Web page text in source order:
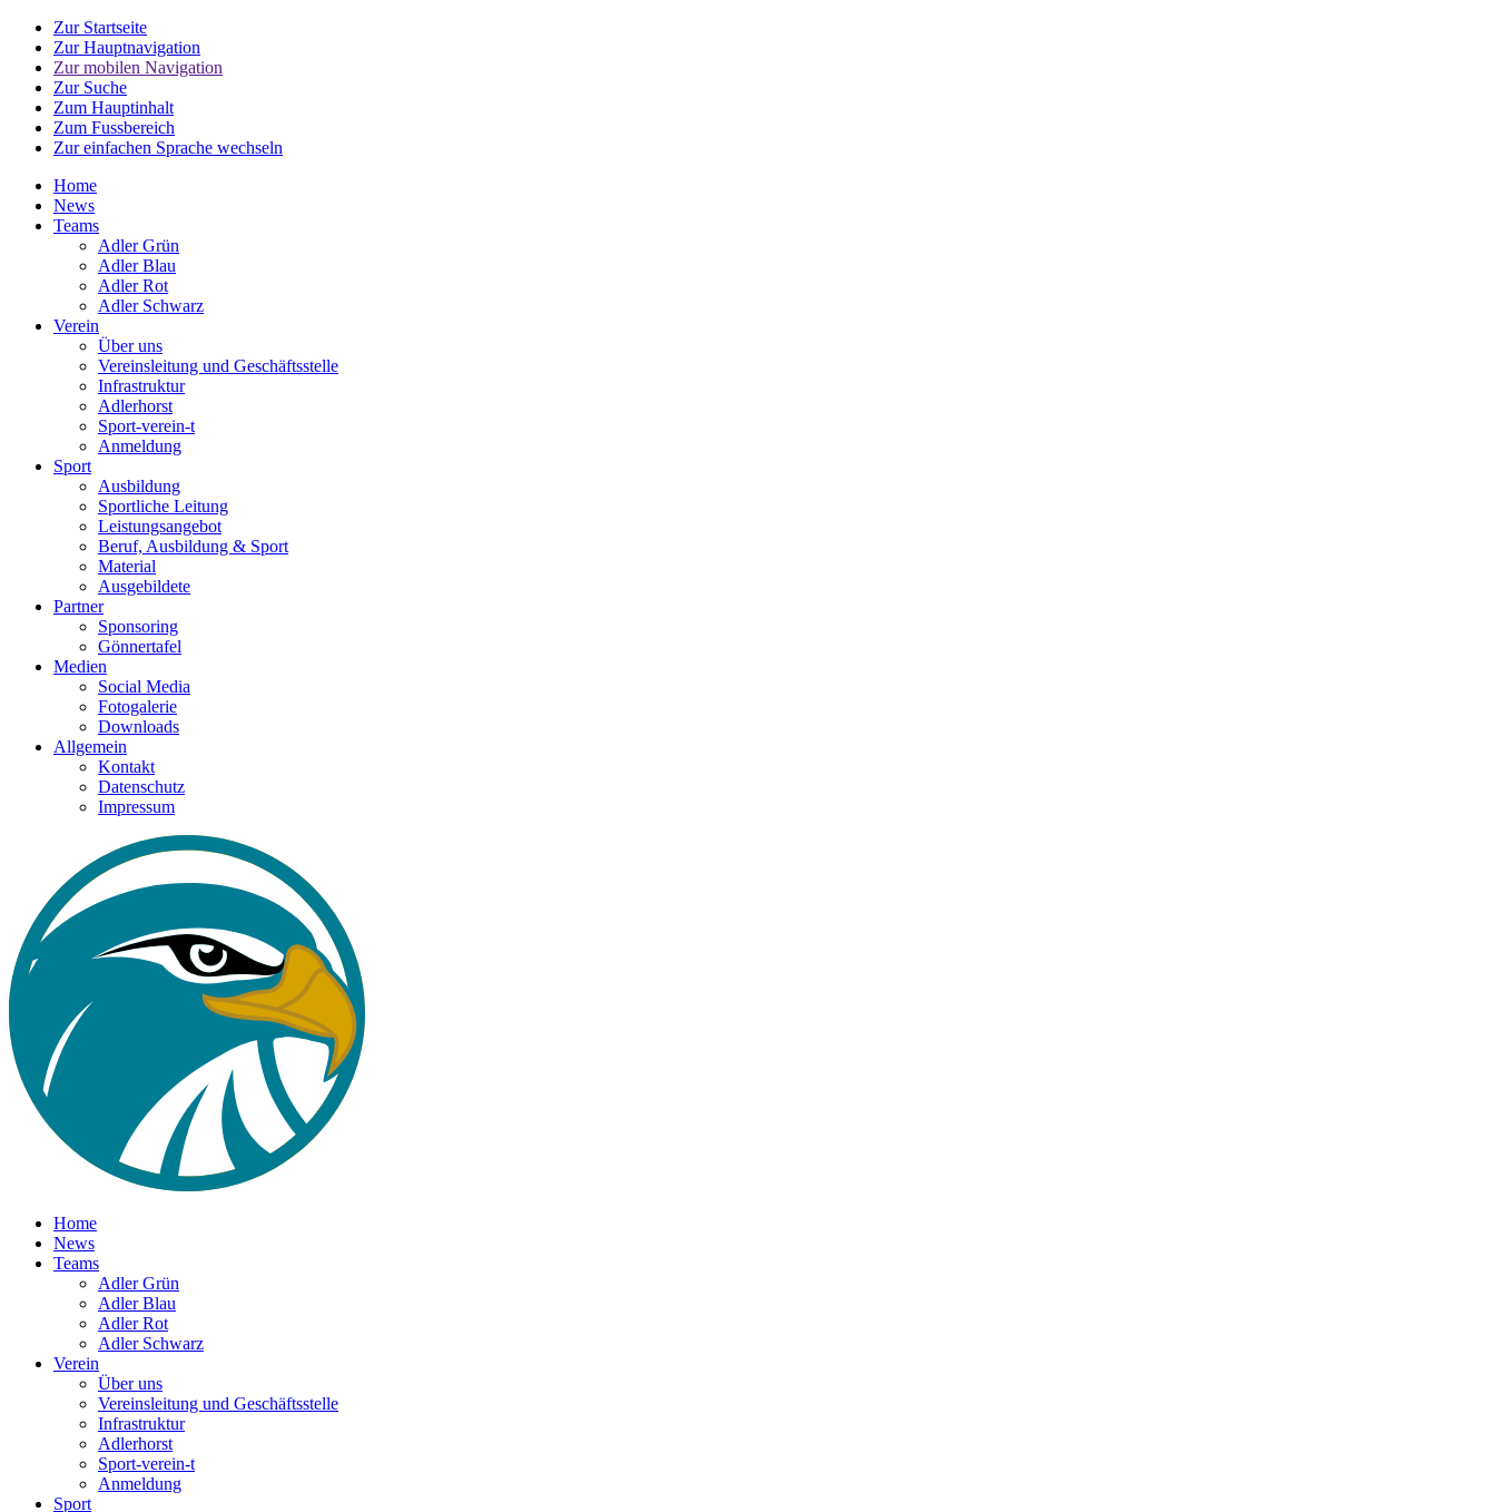
Zur Startseite
Zur Hauptnavigation
Zur mobilen Navigation
Zur Suche
Zum Hauptinhalt
Zum Fussbereich
Zur einfachen Sprache wechseln
Home
News
Teams
Adler Grün
Adler Blau
Adler Rot
Adler Schwarz
Verein
Über uns
Vereinsleitung und Geschäftsstelle
Infrastruktur
Adlerhorst
Sport-verein-t
Anmeldung
Sport
Ausbildung
Sportliche Leitung
Leistungsangebot
Beruf, Ausbildung & Sport
Material
Ausgebildete
Partner
Sponsoring
Gönnertafel
Medien
Social Media
Fotogalerie
Downloads
Allgemein
Kontakt
Datenschutz
Impressum
Home
News
Teams
Adler Grün
Adler Blau
Adler Rot
Adler Schwarz
Verein
Über uns
Vereinsleitung und Geschäftsstelle
Infrastruktur
Adlerhorst
Sport-verein-t
Anmeldung
Sport